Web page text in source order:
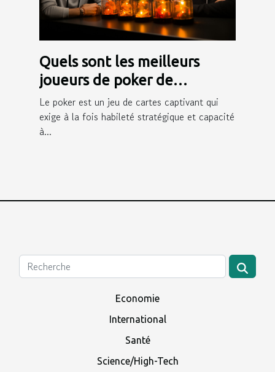
Quels sont les meilleurs
joueurs de poker de
Winamax ?
Le poker est un jeu de cartes captivant qui
exige à la fois habileté stratégique et capacité
à...
Economie
International
Santé
Science/High-Tech